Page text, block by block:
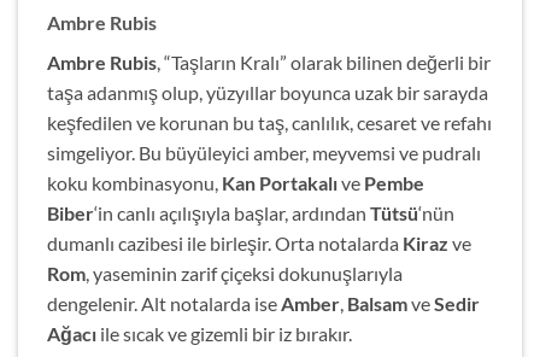
Ambre Rubis
Ambre Rubis , “Taşların Kralı” olarak bilinen değerli bir
taşa adanmış olup, yüzyıllar boyunca uzak bir sarayda
keşfedilen ve korunan bu taş, canlılık, cesaret ve refahı
simgeliyor. Bu büyüleyici amber, meyvemsi ve pudralı
koku kombinasyonu, Kan Portakalıve Pembe
Biber‘in canlı açılışıyla başlar, ardından Tütsü‘nün
dumanlı cazibesi ile birleşir. Orta notalarda Kiraz ve
Rom , yaseminin zarif çiçeksi dokunuşlarıyla
dengelenir. Alt notalarda ise Amber BalsamveSedir
Ağacı ile sıcak ve gizemli bir iz bırakır.